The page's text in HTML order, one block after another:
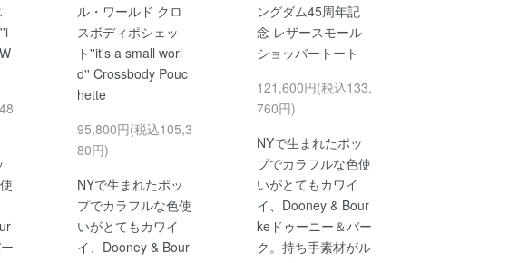
ル・ワールド クロ
スボディポシェッ
ト''it's a small worl
d'' Crossbody Pouc
hette
95,800円(税込105,3
80円)
NYで生まれたポッ
プでカラフルな色使
いがとてもカワイ
イ、Dooney & Bour
ングダム45周年記
念 レザースモール
ショッパートート
121,600円(税込133,
760円)
NYで生まれたポッ
プでカラフルな色使
いがとてもカワイ
イ、Dooney & Bour
keドゥーニー＆バー
ク。持ち手素材がル